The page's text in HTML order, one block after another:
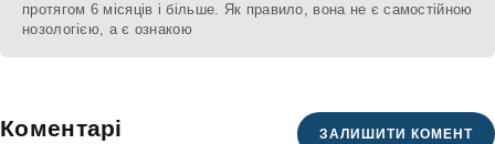
протягом 6 місяців і більше. Як правило, вона не є самостійною
нозологією, а є ознакою
Коментарі ЗАЛИШИТИ КОМЕНТ